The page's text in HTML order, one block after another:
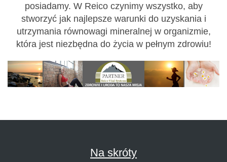
posiadamy. W Reico czynimy wszystko, aby
stworzyć jak najlepsze warunki do uzyskania i
utrzymania równowagi mineralnej w organizmie,
która jest niezbędna do życia w pełnym zdrowiu!
Na skróty